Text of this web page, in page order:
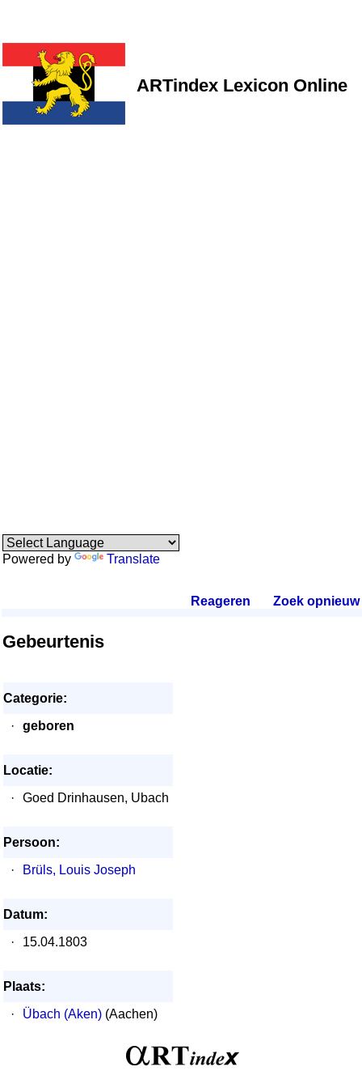
ARTindex Lexicon Online
Powered by Translate
Reageren Zoek opnieuw.
Gebeurtenis
Categorie:
·
geboren
Locatie:
·
Goed Drinhausen, Ubach
Persoon:
·
Brüls, Louis Joseph
Datum:
·
15.04.1803
Plaats:
·
Übach (Aken) (Aachen)